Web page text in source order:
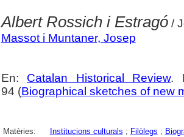
Albert Rossich i Estragó/
Massot i Muntaner, Josep
En: Catalan Historical Review.
94 (Biographical sketches of new
Matèries: Institucions culturals ; Filòlegs ;